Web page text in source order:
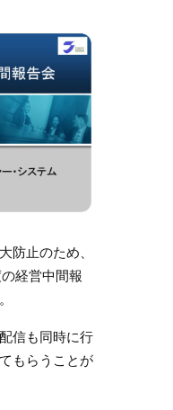
防止のため、
経営中間報
信も同時に行
もらうことが